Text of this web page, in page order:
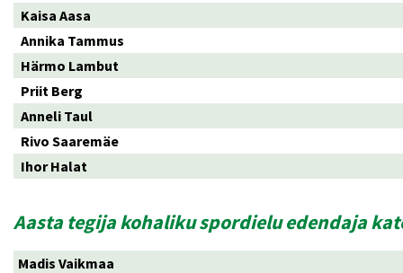
Kaisa Aasa
Annika Tammus
Härmo Lambut
Priit Berg
Anneli Taul
Rivo Saaremäe
Ihor Halat
Aasta tegija kohaliku spordielu edendaja
Madis Vaikmaa